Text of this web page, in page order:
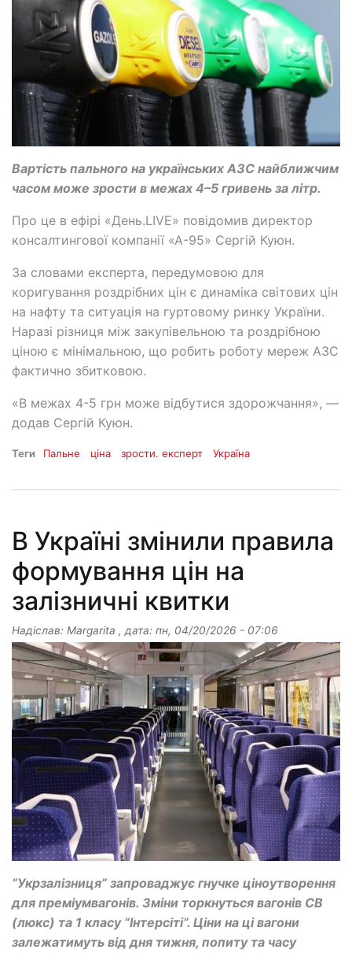
Вартість пального на українських АЗС найближчим
часом може зрости в межах 4–5 гривень за літр.
Про це в ефірі «День.LIVE» повідомив директор
консалтингової компанії «А-95» Сергій Куюн.
За словами експерта, передумовою для
коригування роздрібних цін є динаміка світових цін
на нафту та ситуація на гуртовому ринку України.
Наразі різниця між закупівельною та роздрібною
ціною є мінімальною, що робить роботу мереж АЗС
фактично збитковою.
«В межах 4-5 грн може відбутися здорожчання», —
додав Сергій Куюн.
Теги Пальне ціна зрости. експерт Україна
В Україні змінили правила
формування цін на
залізничні квитки
Надіслав: Margarita , дата: пн, 04/20/2026 - 07:06
“Укрзалізниця” запроваджує гнучке ціноутворення
для преміумвагонів. Зміни торкнуться вагонів СВ
(люкс) та 1 класу “Інтерсіті”. Ціни на ці вагони
залежатимуть від дня тижня, попиту та часу